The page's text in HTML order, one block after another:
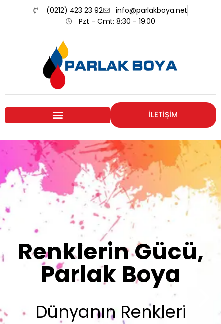
(0212) 423 23 92
info@parlakboya.net
Pzt - Cmt: 8:30 - 19:00
İLETİŞİM
Renklerimiz
Sizin İmzanız
Olsun